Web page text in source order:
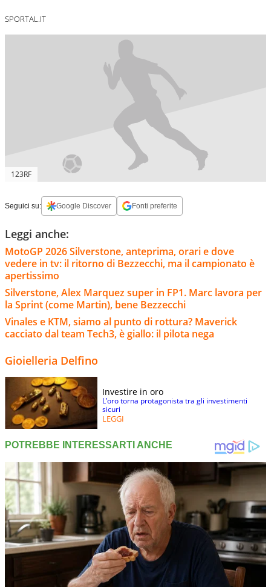
SPORTAL.IT
123RF
Seguici su: Google Discover Fonti preferite
Leggi anche:
MotoGP 2026 Silverstone, anteprima, orari e dove
vedere in tv: il ritorno di Bezzecchi, ma il campionato è
apertissimo
Silverstone, Alex Marquez super in FP1. Marc lavora per
la Sprint (come Martin), bene Bezzecchi
Vinales e KTM, siamo al punto di rottura? Maverick
cacciato dal team Tech3, è giallo: il pilota nega
Gioielleria Delfino
Investire in oro
L’oro torna protagonista tra gli investimenti
sicuri
LEGGI